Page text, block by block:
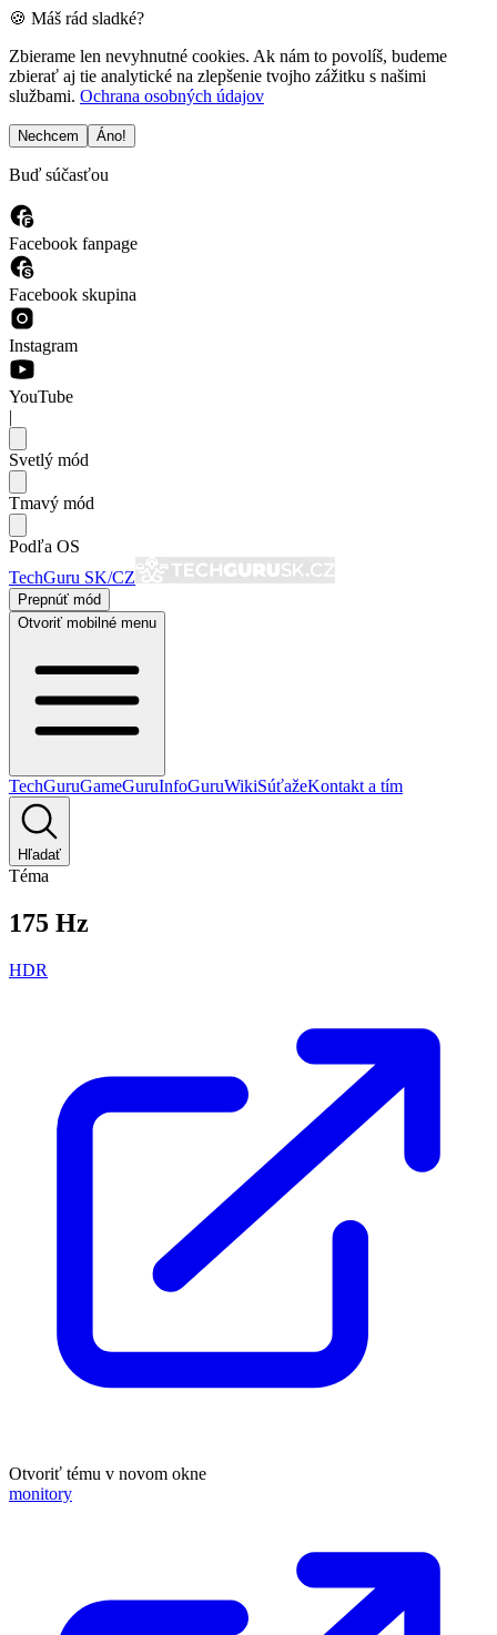
🍪 Máš rád sladké?
Zbierame len nevyhnutné cookies. Ak nám to povolíš, budeme
zbierať aj tie analytické na zlepšenie tvojho zážitku s našimi
službami. Ochrana osobných údajov
Nechcem Áno!
Buď súčasťou
Facebook fanpage
Facebook skupina
Instagram
YouTube
|
Svetlý mód
Tmavý mód
Podľa OS
TechGuru SK/CZ
Prepnúť mód
Otvoriť mobilné menu
TechGuruGameGuruInfoGuruWikiSúťažeKontakt a tím
Hľadať
Téma
175 Hz
HDR
Otvoriť tému v novom okne
monitory